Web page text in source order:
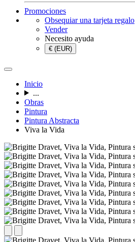
Promociones
Obsequiar una tarjeta regalo
Vender
Necesito ayuda
€ (EUR)
Inicio
...
Obras
Pintura
Pintura Abstracta
Viva la Vida